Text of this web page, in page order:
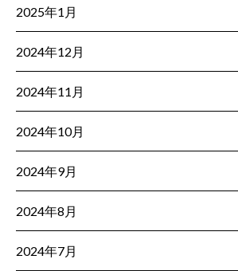
2025年1月
2024年12月
2024年11月
2024年10月
2024年9月
2024年8月
2024年7月